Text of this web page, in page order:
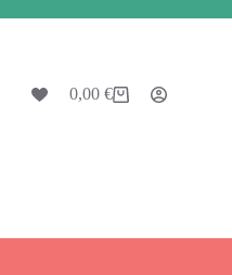
Panier
0,00 €